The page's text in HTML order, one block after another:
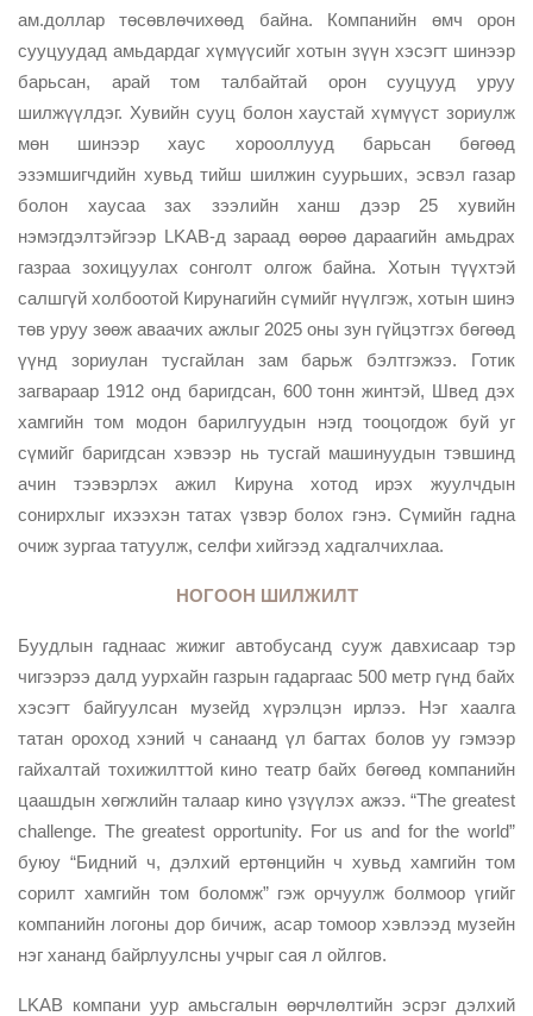
ам.доллар төсөвлөчихөөд байна. Компанийн өмч орон
сууцуудад амьдардаг хүмүүсийг хотын зүүн хэсэгт шинээр
барьсан, арай том талбайтай орон сууцууд уруу
шилжүүлдэг. Хувийн сууц болон хаустай хүмүүст зориулж
мөн шинээр хаус хорооллууд барьсан бөгөөд
эзэмшигчдийн хувьд тийш шилжин суурьших, эсвэл газар
болон хаусаа зах зээлийн ханш дээр 25 хувийн
нэмэгдэлтэйгээр LKAB-д зараад өөрөө дараагийн амьдрах
газраа зохицуулах сонголт олгож байна. Хотын түүхтэй
салшгүй холбоотой Кирунагийн сүмийг нүүлгэж, хотын шинэ
төв уруу зөөж аваачих ажлыг 2025 оны зун гүйцэтгэх бөгөөд
үүнд зориулан тусгайлан зам барьж бэлтгэжээ. Готик
загвараар 1912 онд баригдсан, 600 тонн жинтэй, Швед дэх
хамгийн том модон барилгуудын нэгд тооцогдож буй уг
сүмийг баригдсан хэвээр нь тусгай машинуудын тэвшинд
ачин тээвэрлэх ажил Кируна хотод ирэх жуулчдын
сонирхлыг ихээхэн татах үзвэр болох гэнэ. Сүмийн гадна
очиж зургаа татуулж, селфи хийгээд хадгалчихлаа.
НОГООН ШИЛЖИЛТ
Буудлын гаднаас жижиг автобусанд сууж давхисаар тэр
чигээрээ далд уурхайн газрын гадаргаас 500 метр гүнд байх
хэсэгт байгуулсан музейд хүрэлцэн ирлээ. Нэг хаалга
татан ороход хэний ч санаанд үл багтах болов уу гэмээр
гайхалтай тохижилттой кино театр байх бөгөөд компанийн
цаашдын хөгжлийн талаар кино үзүүлэх ажээ. “The greatest
challenge. The greatest opportunity. For us and for the world”
буюу “Бидний ч, дэлхий ертөнцийн ч хувьд хамгийн том
сорилт хамгийн том боломж” гэж орчуулж болмоор үгийг
компанийн логоны дор бичиж, асар томоор хэвлээд музейн
нэг хананд байрлуулсны учрыг сая л ойлгов.
LKAB компани уур амьсгалын өөрчлөлтийн эсрэг дэлхий